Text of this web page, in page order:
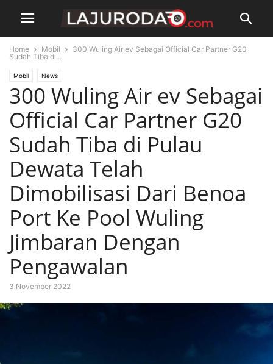
Home Mobil
300 Wuling Air ev Sebagai Official Car Partner G20
Sudah Tiba di...
Mobil News
300 Wuling Air ev Sebagai
Official Car Partner G20
Sudah Tiba di Pulau
Dewata Telah
Dimobilisasi Dari Benoa
Port Ke Pool Wuling
Jimbaran Dengan
Pengawalan
3 November 2022